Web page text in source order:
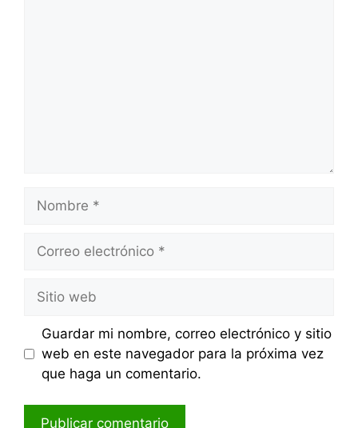
Nombre
Correo
Sitio
web
Guardar mi nombre, correo electrónico y sitio
web en este navegador para la próxima vez
que haga un comentario.